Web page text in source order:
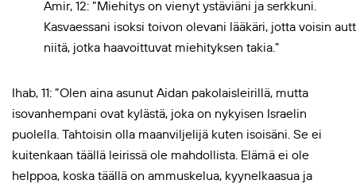
Amir, 12: ”Miehitys on vienyt ystäviäni ja serkkuni.
Kasvaessani isoksi toivon olevani lääkäri, jotta voisin
niitä, jotka haavoittuvat miehityksen takia.”
Ihab, 11: ”Olen aina asunut Aidan pakolaisleirillä, mutta
isovanhempani ovat kylästä, joka on nykyisen Israelin
puolella. Tahtoisin olla maanviljelijä kuten isoisäni. Se ei
kuitenkaan täällä leirissä ole mahdollista. Elämä ei ole
helppoa, koska täällä on ammuskelua, kyynelkaasua ja